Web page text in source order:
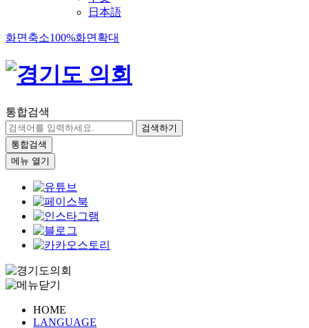
日本語
화면축소100%화면확대
통합검색
검색하기
통합검색
메뉴 열기
HOME
LANGUAGE